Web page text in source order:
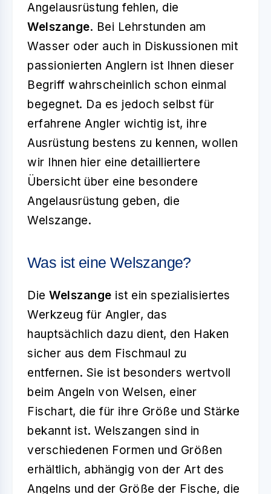
Angelausrüstung fehlen, die
Welszange. Bei Lehrstunden am
Wasser oder auch in Diskussionen mit
passionierten Anglern ist Ihnen dieser
Begriff wahrscheinlich schon einmal
begegnet. Da es jedoch selbst für
erfahrene Angler wichtig ist, ihre
Ausrüstung bestens zu kennen, wollen
wir Ihnen hier eine detailliertere
Übersicht über eine besondere
Angelausrüstung geben, die
Welszange.
Was ist eine Welszange?
Die Welszange ist ein spezialisiertes
Werkzeug für Angler, das
hauptsächlich dazu dient, den Haken
sicher aus dem Fischmaul zu
entfernen. Sie ist besonders wertvoll
beim Angeln von Welsen, einer
Fischart, die für ihre Größe und Stärke
bekannt ist. Welszangen sind in
verschiedenen Formen und Größen
erhältlich, abhängig von der Art des
Angelns und der Größe der Fische, die